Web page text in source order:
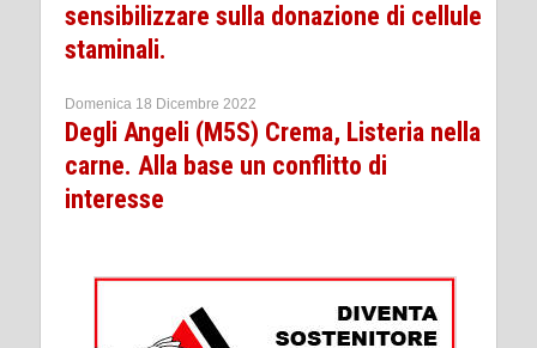
sensibilizzare sulla donazione di cellule
staminali.
Domenica 18 Dicembre 2022
Degli Angeli (M5S) Crema, Listeria nella
carne. Alla base un conflitto di
interesse